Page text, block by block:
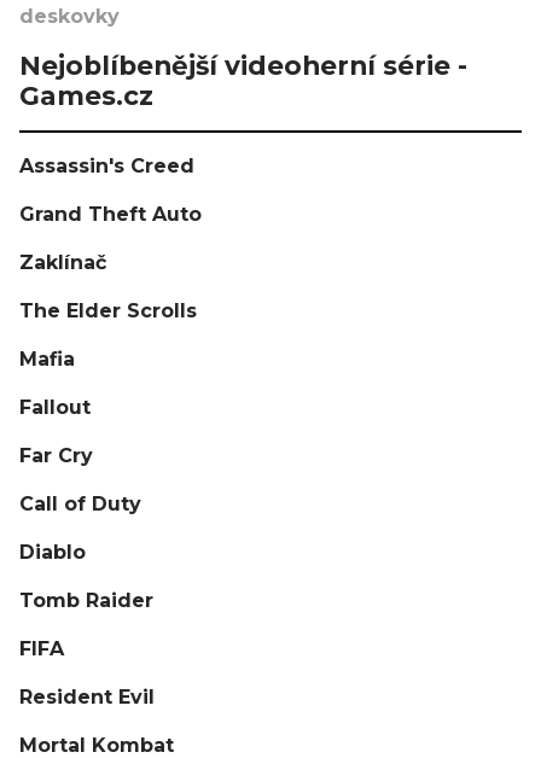
deskovky
Nejoblíbenější videoherní série -
Games.cz
Assassin's Creed
Grand Theft Auto
Zaklínač
The Elder Scrolls
Mafia
Fallout
Far Cry
Call of Duty
Diablo
Tomb Raider
FIFA
Resident Evil
Mortal Kombat